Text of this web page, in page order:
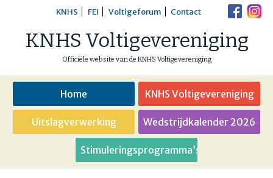
content
KNHS FEI Voltigeforum Contact
KNHS Voltigevereniging
Officiële website van de KNHS Voltigevereniging
Home KNHS Voltigevereniging
Uitslagverwerking Wedstrijdkalender 2026
Stimuleringsprogramma’s